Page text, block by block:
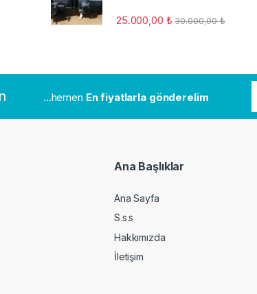
25.000,00 ₺ 30.000,00₺
...hemen En fiyatlarla gönderelim
Ana Başlıklar
Ana Sayfa
S.s.s
Hakkımızda
İletişim